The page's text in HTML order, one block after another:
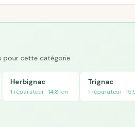
pour cette catégorie :
Herbignac
1 réparateur · 14.8 km
Trignac
1 réparateur ·